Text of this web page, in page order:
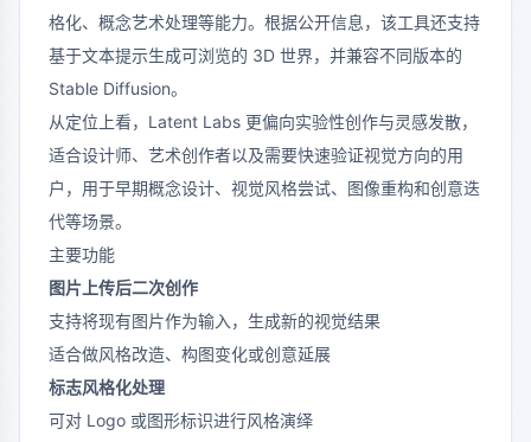
格化、概念艺术处理等能力。根据公开信息，该工具还支持
基于文本提示生成可浏览的 3D 世界，并兼容不同版本的
Stable Diffusion。
从定位上看，Latent Labs 更偏向实验性创作与灵感发散，
适合设计师、艺术创作者以及需要快速验证视觉方向的用
户，用于早期概念设计、视觉风格尝试、图像重构和创意迭
代等场景。
主要功能
图片上传后二次创作
支持将现有图片作为输入，生成新的视觉结果
适合做风格改造、构图变化或创意延展
标志风格化处理
可对 Logo 或图形标识进行风格演绎